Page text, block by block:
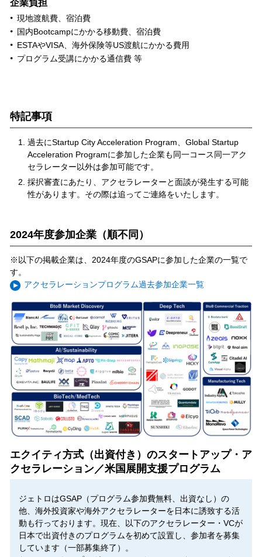
企業負担
現地渡航費、宿泊費
国内Bootcampにかかる移動費、宿泊費
ESTAやVISA、海外保険等US渡航にかかる費用
プログラム受講にかかる通信費 等
特記事項
過去にStartup City Acceleration Program、Global Startup
Acceleration Programに参加した企業も同一コース同一アク
セラレーター以外は参加可能です。
採択審査にあたり、アクセラレーターと面談が発生する可能
性があります。その際は追ってご連絡をいたします。
2024年度参加企業（順不同）
※以下の掲載企業は、2024年度のGSAPに参加した企業の一覧で
す。
アクセラレーションプログラム過去参加企業一覧
エクイティ方式（出資付き）のスタートアップ・ア
クセラレーション／米国展開支援プログラム
ジェトロはGSAP（プログラム参加費無料、出資なし）の
他、海外投資家や海外アクセラレーターを日本に誘致する活
動も行っております。現在、以下のアクセラレーター・VCが
日本で出資付きのプログラムを初めて設置し、参加者を募集
しています（一部募集終了）。